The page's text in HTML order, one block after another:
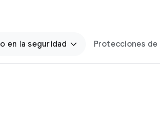
en la seguridad Protecciones